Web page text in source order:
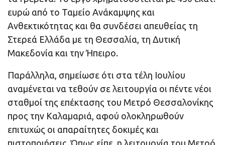
ευρώ από το Ταμείο Ανάκαμψης και
Ανθεκτικότητας και θα συνδέσει απευθείας τη
Στερεά Ελλάδα με τη Θεσσαλία, τη Δυτική
Μακεδονία και την Ήπειρο.
Παράλληλα, σημείωσε ότι στα τέλη Ιουλίου
αναμένεται να τεθούν σε λειτουργία οι πέντε νέοι
σταθμοί της επέκτασης του Μετρό Θεσσαλονίκης
προς την Καλαμαριά, αφού ολοκληρωθούν
επιτυχώς οι απαραίτητες δοκιμές και